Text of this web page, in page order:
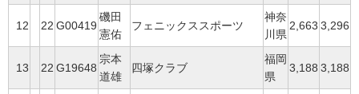
12 22 G00419
磯田
憲佑
フェニックススポーツ
神奈
川県
2,663 3,296
13 22 G19648
宗本
道雄
四塚クラブ
福岡
県
3,188 3,188